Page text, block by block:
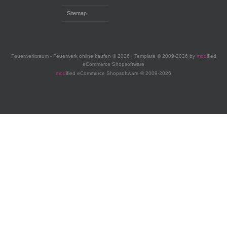
Sitemap
Feuerwerktraum - Feuerwerk online kaufen © 2026 | Template © 2009-2026 by modified
eCommerce Shopsoftware
modified eCommerce Shopsoftware © 2009-2026